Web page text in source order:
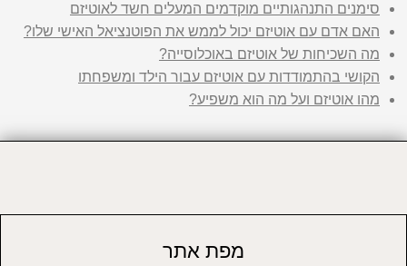
סימנים התנהגותיים מוקדמים המעלים חשד לאוטיזם
האם אדם עם אוטיזם יכול לממש את הפוטנציאל האישי שלו?
מה השכיחות של אוטיזם באוכלוסייה?
הקושי בהתמודדות עם אוטיזם עבור הילד ומשפחתו
מהו אוטיזם ועל מה הוא משפיע?
מפת אתר